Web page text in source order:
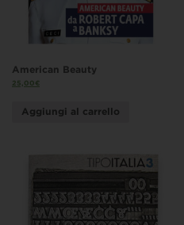
American Beauty
25,00€
Aggiungi al carrello